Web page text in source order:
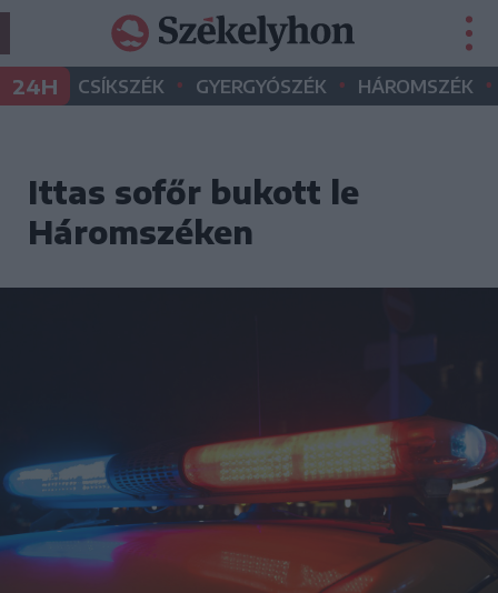
24H CSÍKSZÉK • GYERGYÓSZÉK • HÁROMSZÉK •
Ittas sofőr bukott le
Háromszéken